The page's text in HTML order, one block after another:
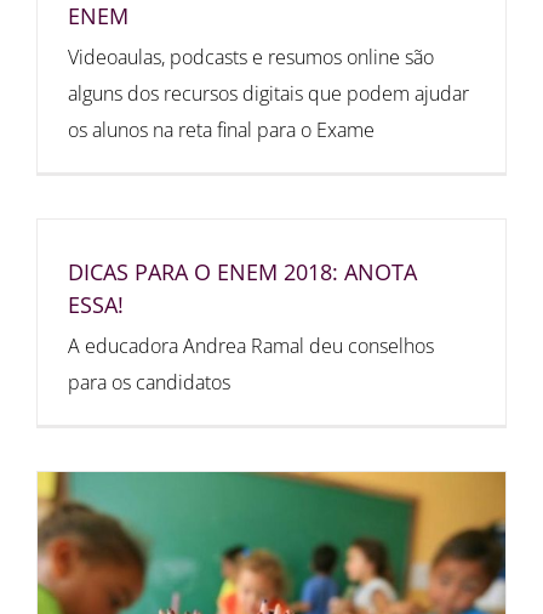
ENEM
Videoaulas, podcasts e resumos online são
alguns dos recursos digitais que podem ajudar
os alunos na reta final para o Exame
DICAS PARA O ENEM 2018: ANOTA
ESSA!
A educadora Andrea Ramal deu conselhos
para os candidatos